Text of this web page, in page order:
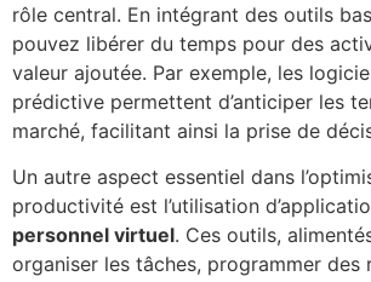
rôle central. En intégrant des outils
pouvez libérer du temps pour des
valeur ajoutée. Par exemple, les
prédictive permettent d’anticiper les
marché, facilitant ainsi la prise de
Un autre aspect essentiel dans
productivité est l’utilisation
personnel virtuel. Ces outils,
organiser les tâches, programmer des